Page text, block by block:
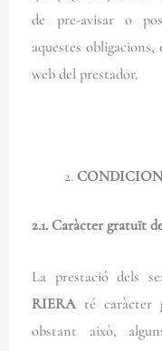
de pre-avisar o
aquestes
web del prestador.
2.1. Caràcter gratuït
La prestació dels
RIERA té caràcter
obstant això,